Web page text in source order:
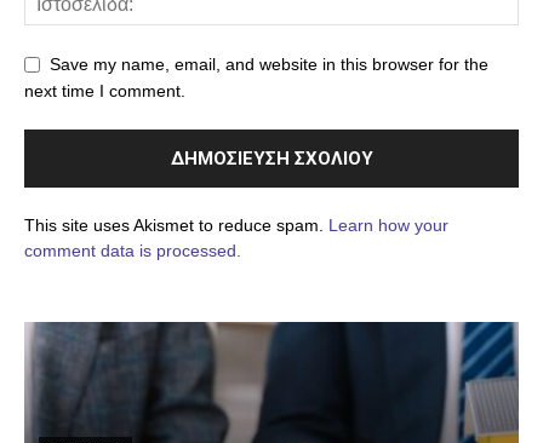
Save my name, email, and website in this browser for the
next time I comment.
This site uses Akismet to reduce spam. Learn how your
comment data is processed.